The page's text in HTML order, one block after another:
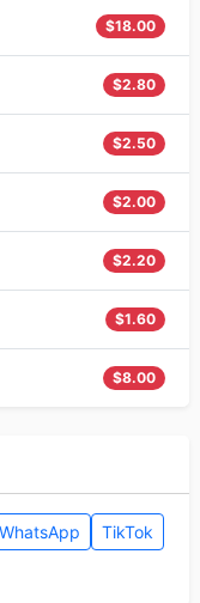
$18.00
$2.80
$2.50
$2.00
$2.20
$1.60
$8.00
WhatsApp
TikTok